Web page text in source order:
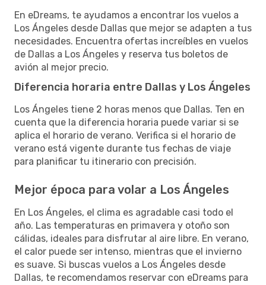
En eDreams, te ayudamos a encontrar los vuelos a
Los Ángeles desde Dallas que mejor se adapten a tus
necesidades. Encuentra ofertas increíbles en vuelos
de Dallas a Los Ángeles y reserva tus boletos de
avión al mejor precio.
Diferencia horaria entre Dallas y Los Ángeles
Los Ángeles tiene 2 horas menos que Dallas. Ten en
cuenta que la diferencia horaria puede variar si se
aplica el horario de verano. Verifica si el horario de
verano está vigente durante tus fechas de viaje
para planificar tu itinerario con precisión.
Mejor época para volar a Los Ángeles
En Los Ángeles, el clima es agradable casi todo el
año. Las temperaturas en primavera y otoño son
cálidas, ideales para disfrutar al aire libre. En verano,
el calor puede ser intenso, mientras que el invierno
es suave. Si buscas vuelos a Los Ángeles desde
Dallas, te recomendamos reservar con eDreams para